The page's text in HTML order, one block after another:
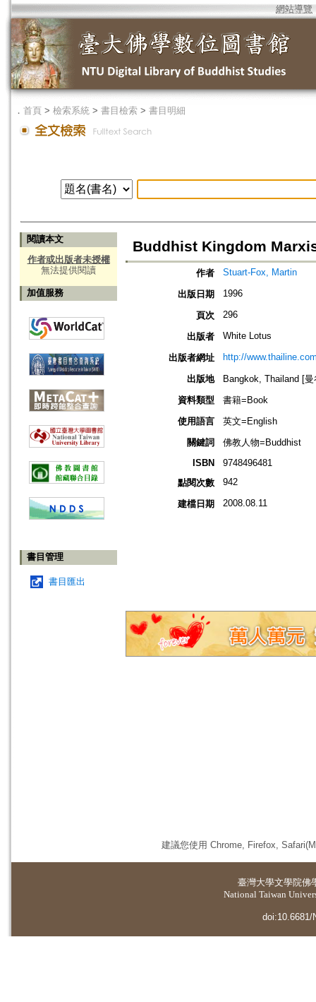
網站導覽
． 首頁 > 檢索系統 > 書目檢索 > 書目明細
閱讀本文
作者或出版者未授權
無法提供閱讀
加值服務
書目管理
書目匯出
Buddhist Kingdom
作者 Stuart-Fox, Martin
出版日期 1996
頁次 296
出版者 White Lotus
出版者網址 http://
出版地
Bangkok, Thailand [
資料類型
書籍=Book
使用語言
英文=English
關鍵詞
佛教人物=Buddhist
ISBN
9748496481
點閱次數
942
建檔日期 2008.08.11
建議您使用 Chrome, Firefox,
臺灣大學文學院佛
National Taiwan
doi:10.6681/